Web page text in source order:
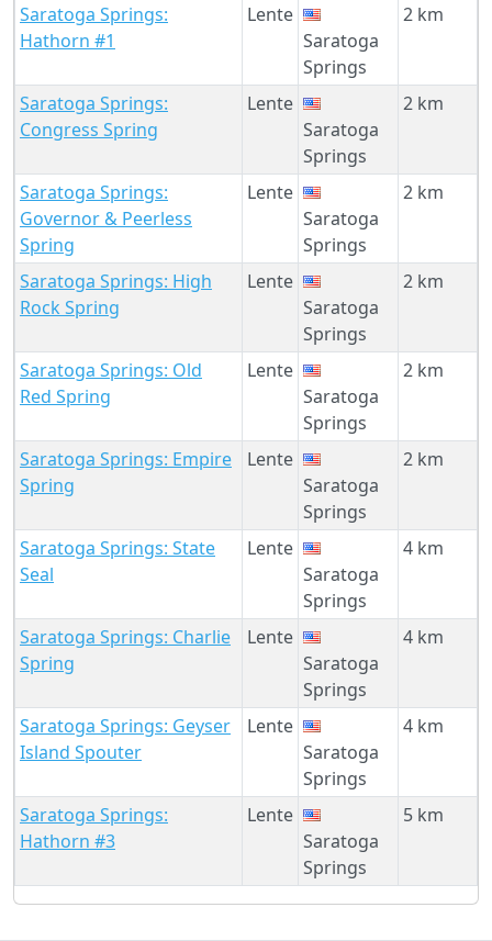
Saratoga Springs:
Hathorn #1
Lente
Saratoga
Springs
2 km
Saratoga Springs:
Congress Spring
Lente
Saratoga
Springs
2 km
Saratoga Springs:
Governor & Peerless
Spring
Lente
Saratoga
Springs
2 km
Saratoga Springs: High
Rock Spring
Lente
Saratoga
Springs
2 km
Saratoga Springs: Old
Red Spring
Lente
Saratoga
Springs
2 km
Saratoga Springs: Empire
Spring
Lente
Saratoga
Springs
2 km
Saratoga Springs: State
Seal
Lente
Saratoga
Springs
4 km
Saratoga Springs: Charlie
Spring
Lente
Saratoga
Springs
4 km
Saratoga Springs: Geyser
Island Spouter
Lente
Saratoga
Springs
4 km
Saratoga Springs:
Hathorn #3
Lente
Saratoga
Springs
5 km